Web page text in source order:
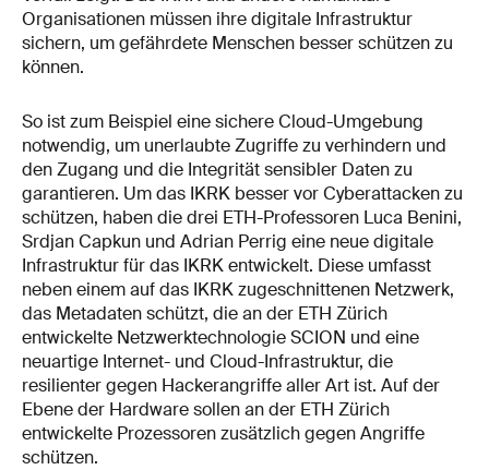
Organisationen müssen ihre digitale Infrastruktur
sichern, um gefährdete Menschen besser schützen zu
können.
So ist zum Beispiel eine sichere Cloud-Umgebung
notwendig, um unerlaubte Zugriffe zu verhindern und
den Zugang und die Integrität sensibler Daten zu
garantieren. Um das IKRK besser vor Cyberattacken zu
schützen, haben die drei ETH-Professoren Luca Benini,
Srdjan Capkun und Adrian Perrig eine neue digitale
Infrastruktur für das IKRK entwickelt. Diese umfasst
neben einem auf das IKRK zugeschnittenen Netzwerk,
das Metadaten schützt, die an der ETH Zürich
entwickelte Netzwerktechnologie SCION und eine
neuartige Internet- und Cloud-Infrastruktur, die
resilienter gegen Hackerangriffe aller Art ist. Auf der
Ebene der Hardware sollen an der ETH Zürich
entwickelte Prozessoren zusätzlich gegen Angriffe
schützen.